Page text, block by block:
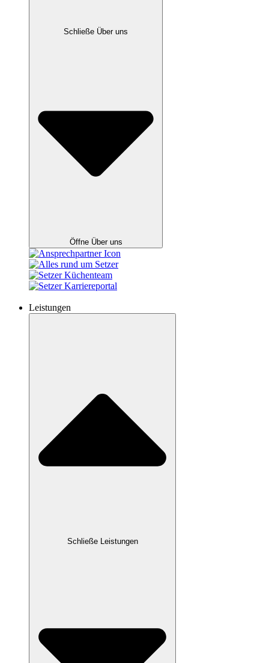
Schließe Über uns
Öffne Über uns
Leistungen
Schließe Leistungen